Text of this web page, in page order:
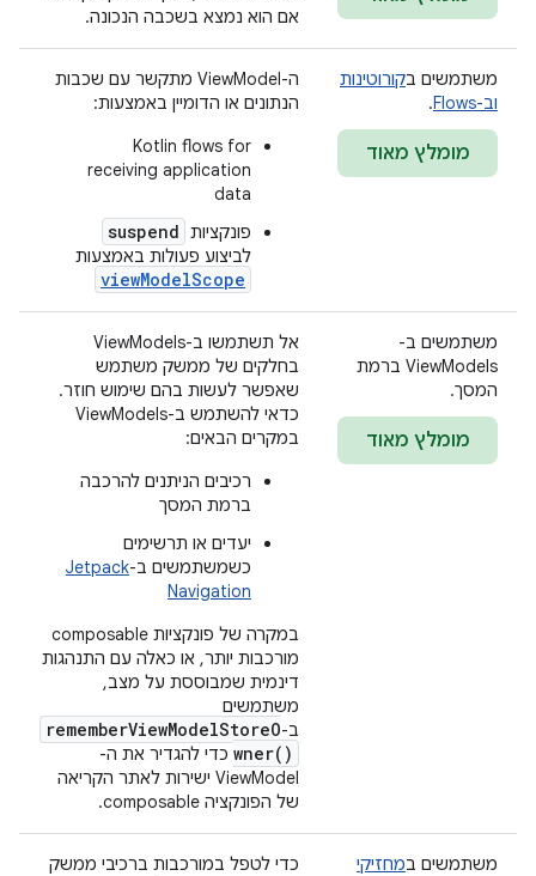
אם הוא נמצא בשכבה הנכונה.
משתמשים בקורוטינות
וב-Flows
.
מומלץ מאוד
ה-ViewModel מתקשר עם שכבות
הנתונים או הדומיין באמצעות:
Kotlin flows for
receiving application
data
פונקציות suspend
לביצוע פעולות באמצעות
viewModelScope
משתמשים ב-
ViewModels ברמת
המסך.
מומלץ מאוד
אל תשתמשו ב-ViewModels
בחלקים של ממשק משתמש
שאפשר לעשות בהם שימוש חוזר.
כדאי להשתמש ב-ViewModels
במקרים הבאים:
רכיבים הניתנים להרכבה
ברמת המסך
יעדים או תרשימים
כשמשתמשים ב-Jetpack
Navigation
במקרה של פונקציות composable
מורכבות יותר, או כאלה עם התנהגות
דינמית שמבוססת על מצב,
משתמשים
ב-rememberViewModelStoreO
wner() כדי להגדיר את ה-
ViewModel ישירות לאתר הקריאה
של הפונקציה composable.
משתמשים במחזיקי
כדי לטפל במורכבות ברכיבי ממשק